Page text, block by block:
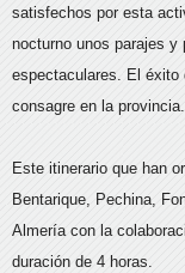
satisfechos por esta
nocturno unos parajes y
espectaculares. El éxito
consagre en la provincia.
Este itinerario que han
Bentarique, Pechina,
Almería con la
duración de 4 horas.